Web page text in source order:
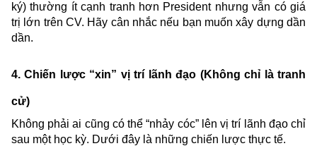
ký) thường ít cạnh tranh hơn President nhưng vẫn có giá
trị lớn trên CV. Hãy cân nhắc nếu bạn muốn xây dựng dần
dần.
4. Chiến lược “xin” vị trí lãnh đạo (Không chỉ là tranh
cử)
Không phải ai cũng có thể “nhảy cóc” lên vị trí lãnh đạo chỉ
sau một học kỳ. Dưới đây là những chiến lược thực tế.